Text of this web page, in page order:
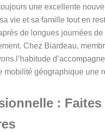
une excellente
vie et sa famille tout en
de longues journées
Chez Biardeau,
l’habitude
mobilité géographique une
: